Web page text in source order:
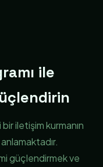
ile
iletişim kurmanın
güçlendirmek ve